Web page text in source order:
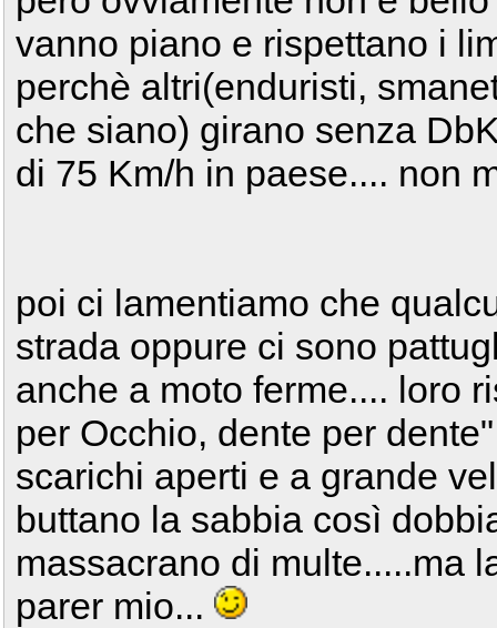
vanno piano e rispettano i
perchè altri(enduristi,
che siano) girano senza
di 75 Km/h in paese.... non
poi ci lamentiamo che
strada oppure ci sono
anche a moto ferme.... loro
per Occhio, dente per
scarichi aperti e a grande
buttano la sabbia così
massacrano di multe.....ma
parer mio...